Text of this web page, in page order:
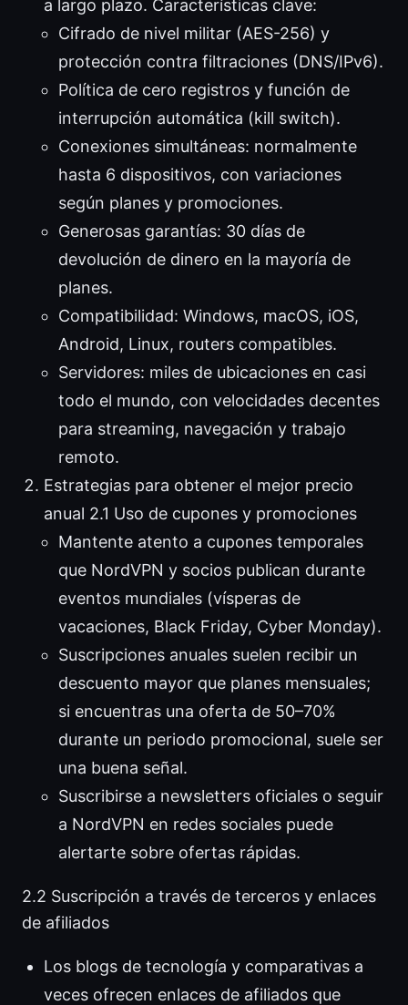
a largo plazo. Características clave:
Cifrado de nivel militar (AES-256) y
protección contra filtraciones (DNS/IPv6).
Política de cero registros y función de
interrupción automática (kill switch).
Conexiones simultáneas: normalmente
hasta 6 dispositivos, con variaciones
según planes y promociones.
Generosas garantías: 30 días de
devolución de dinero en la mayoría de
planes.
Compatibilidad: Windows, macOS, iOS,
Android, Linux, routers compatibles.
Servidores: miles de ubicaciones en casi
todo el mundo, con velocidades decentes
para streaming, navegación y trabajo
remoto.
Estrategias para obtener el mejor precio
anual 2.1 Uso de cupones y promociones
Mantente atento a cupones temporales
que NordVPN y socios publican durante
eventos mundiales (vísperas de
vacaciones, Black Friday, Cyber Monday).
Suscripciones anuales suelen recibir un
descuento mayor que planes mensuales;
si encuentras una oferta de 50–70%
durante un periodo promocional, suele ser
una buena señal.
Suscribirse a newsletters oficiales o seguir
a NordVPN en redes sociales puede
alertarte sobre ofertas rápidas.
2.2 Suscripción a través de terceros y enlaces
de afiliados
Los blogs de tecnología y comparativas a
veces ofrecen enlaces de afiliados que